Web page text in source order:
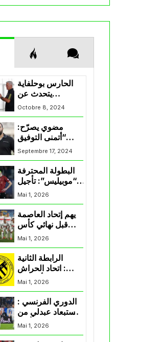
الحارس بوحلفاية
يتحدث عن
طموحاته مع
المنتخب و شباب
قسنطينة
Octobre 8, 2024
مضوي يصرّح:
“أتمنى التوفيق
لممثلي الكرة
الجزائرية في
Septembre 17, 2024
البطولة المحترفة
“موبيليس”: تأجيل
مباراة إتحاد
العاصمة وأتلتيك
بارادو
Mai 1, 2026
يهم إتحاد العاصمة
قبل نهائي كأس
اكاف : الزمالك
يسقط بثلاثية أمام
Mai 1, 2026
الرابطة الثانية
: اتحاد الحراش
يحسم التأهل إلى
“البلاي أوف”
Mai 1, 2026
الدوري الفرنسي :
استبعاد عبدلي من
قائمة مرسيليا أمام
Mai 1, 2026